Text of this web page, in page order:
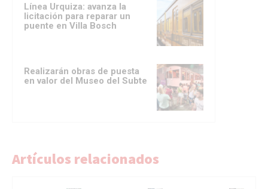
Línea Urquiza: avanza la
licitación para reparar un
puente en Villa Bosch
Realizarán obras de puesta
en valor del Museo del Subte
Artículos relacionados